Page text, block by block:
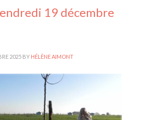
19 décembre
2025 BY HÉLÈNE AIMONT